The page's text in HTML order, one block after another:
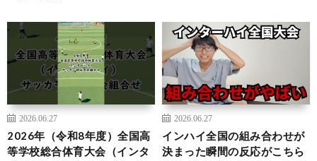
2026.06.27
2026年（令和8年度）全国高
等学校総合体育大会（インタ
2026.06.27
インハイ全国の組み合わせが
決まった瞬間の反応がこちら